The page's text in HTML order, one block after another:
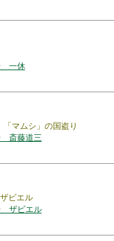
一休
マムシ」の国盗り
斎藤道三
ビエル
ザビエル